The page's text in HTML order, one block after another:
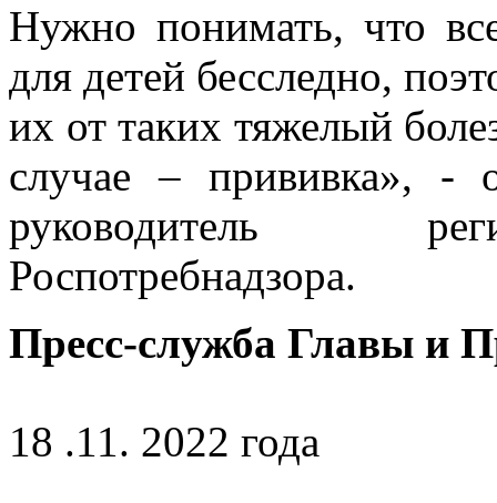
Нужно понимать, что
для детей бесследно,
их от таких тяжелый
случае – прививка», -
руководитель
Роспотребнадзора.
Пресс-служба Главы и
18 .11. 2022 года